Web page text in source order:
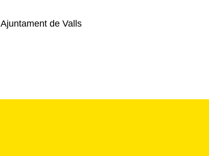
Ajuntament de Valls